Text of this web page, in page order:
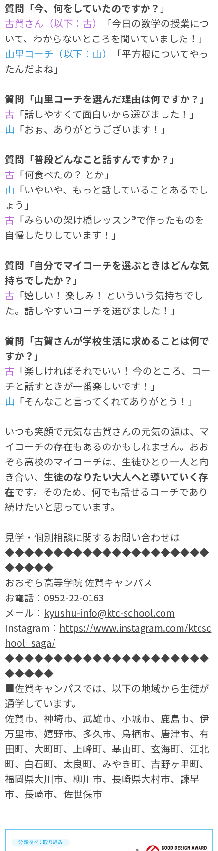
質問「今、何をしていたのですか？」
古賀さん（以下：古）
「今日の数学の授業につ
いて、わからないところを聞いていました！」
山里コーチ（以下：山）
「平方根についてやっ
たんだよね」
質問「山里コーチを選んだ理由は何ですか？」
古 「話しやすくて面白いから選びました！」
山 「おぉ、ありがとうございます！」
質問「普段どんなこと話すんですか？」
古 「何食べたの？ とか」
山 「いやいや、もっと話していることあるでし
ょう」
古 「みらいの架け橋レッスン®で作ったものを
自慢したりしています！」
質問「自分でマイコーチを選ぶときはどんな気
持ちでしたか？」
古 「嬉しい！ 楽しみ！ といういう気持ちでし
た。話しやすいコーチを選びました！」
質問「古賀さんが学校生活に求めることは何で
すか？」
古 「楽しければそれでいい！ 今のところ、コー
チと話すときが一番楽しいです！」
山 「そんなこと言ってくれてありがとう！」
いつも笑顔で元気な古賀さんの元気の源は、マ
イコーチの存在もあるのかもしれません。おお
ぞら高校のマイコーチは、生徒ひとり一人と向
き合い、生徒のなりたい大人へと導いていく存
在です。そのため、何でも話せるコーチであり
続けたいと思っています。
見学・個別相談に関するお問い合わせは
◆◆◆◆◆◆◆◆◆◆◆◆◆◆◆◆◆◆◆◆◆
◆◆◆◆◆
おおぞら高等学院 佐賀キャンパス
お電話： 0952-22-0163
メール： kyushu-info@ktc-school.com
Instagram： https://www.instagram.com/ktcsc
hool_saga/
◆◆◆◆◆◆◆◆◆◆◆◆◆◆◆◆◆◆◆◆◆
◆◆◆◆◆
■佐賀キャンパスでは、以下の地域から生徒が
通学しています。
佐賀市、神埼市、武雄市、小城市、鹿島市、伊
万里市、嬉野市、多久市、鳥栖市、唐津市、有
田町、大町町、上峰町、基山町、玄海町、江北
町、白石町、太良町、みやき町、吉野ヶ里町、
福岡県大川市、柳川市、長崎県大村市、諫早
市、長崎市、佐世保市